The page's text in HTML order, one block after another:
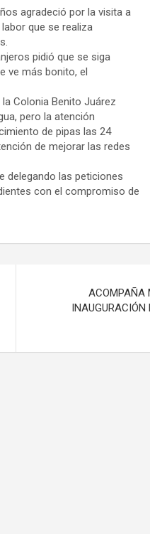
agradeció por la visita a
que se realiza
pidió que se siga
ve más bonito, el
Colonia Benito Juárez
pero la atención
de pipas las 24
de mejorar las redes
delegando las peticiones
con el compromiso de
ACOMPAÑA
INAUGURACIÓN